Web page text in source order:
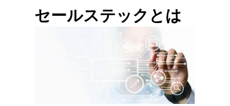
セールステックとは